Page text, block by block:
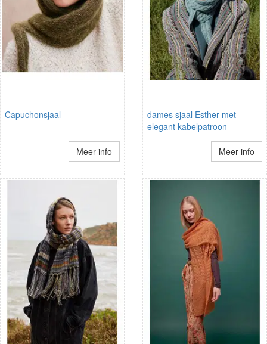
Capuchonsjaal
Meer info
dames sjaal Esther met
elegant kabelpatroon
Meer info